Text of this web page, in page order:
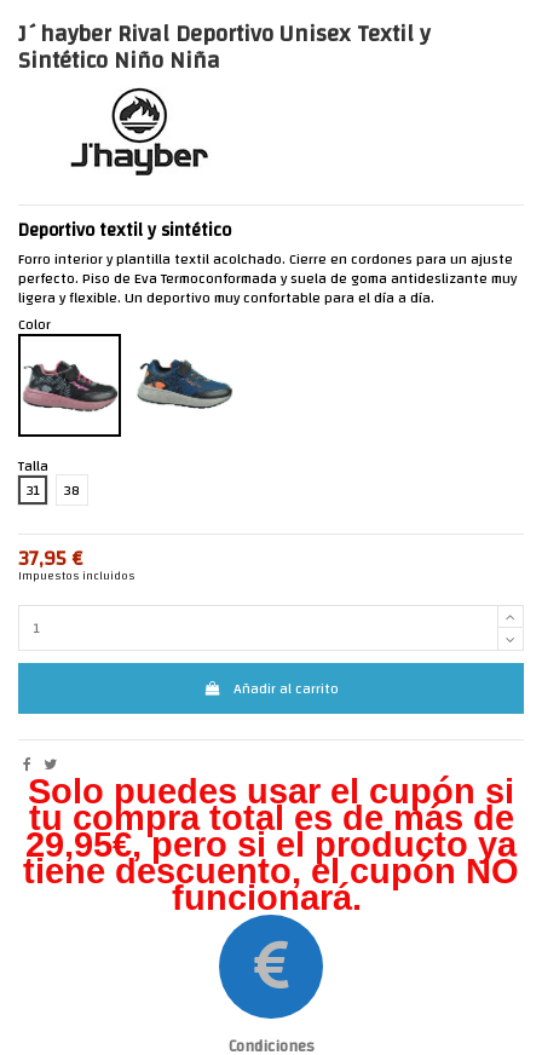
J´hayber Rival Deportivo Unisex Textil y
Sintético Niño Niña
Deportivo textil y sintético
Forro interior y plantilla textil acolchado. Cierre en cordones para un ajuste
perfecto. Piso de Eva Termoconformada y suela de goma antideslizante muy
ligera y flexible. Un deportivo muy confortable para el día a día.
Color
Talla
31
38
37,95 €
Impuestos incluidos
Añadir al carrito
Solo puedes usar el cupón si
tu compra total es de más de
29,95€, pero si el producto ya
tiene descuento, el cupón NO
funcionará.
Condiciones